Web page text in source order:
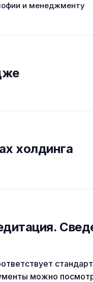
и менеджменту
холдинга
можно